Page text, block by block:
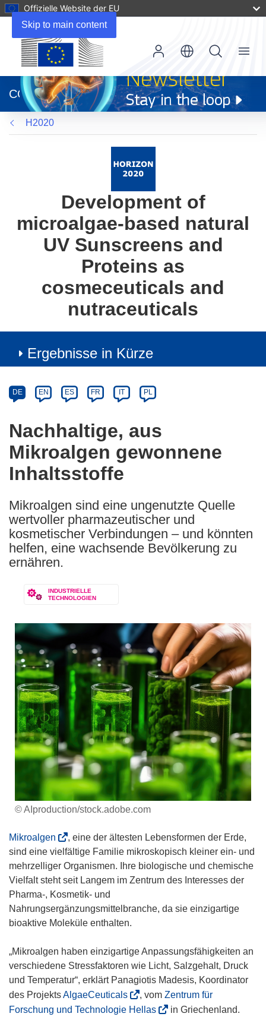
Skip to main content
Offizielle Website der EU
neuem
Fenster)
CORDIS
Menu
H2020
Development of
microalgae-based natural
UV Sunscreens and
Proteins as
cosmeceuticals and
nutraceuticals
Ergebnisse in Kürze
Category
Article
available
the
following
languages:
DE EN ES FR IT PL
Nachhaltige, aus
Mikroalgen gewonnene
Inhaltsstoffe
Mikroalgen sind eine ungenutzte Quelle
wertvoller pharmazeutischer und
kosmetischer Verbindungen – und könnten
helfen, eine wachsende Bevölkerung zu
ernähren.
INDUSTRIELLE
TECHNOLOGIEN
© AIproduction/stock.adobe.com
Mikroalgen
ö
f
f
n
e
t
n
n
e
u
e
, eine der ältesten Lebensformen der Erde,
sind eine vielfältige Familie mikroskopisch kleiner ein- und
mehrzelliger Organismen. Ihre biologische und chemische
Vielfalt steht seit Langem im Zentrum des Interesses der
Pharma-, Kosmetik- und
Nahrungsergänzungsmittelbranche, da sie einzigartige
bioaktive Moleküle enthalten.
„Mikroalgen haben einzigartige Anpassungsfähigkeiten an
verschiedene Stressfaktoren wie Licht, Salzgehalt, Druck
und Temperatur“, erklärt Panagiotis Madesis, Koordinator
des ProjektsAlgaeCeuticals(
ö
, vom Zentrum für
Forschung und Technologie Hellas(
in Griechenland.